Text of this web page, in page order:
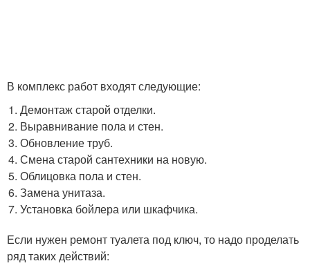
В комплекс работ входят следующие:
Демонтаж старой отделки.
Выравнивание пола и стен.
Обновление труб.
Смена старой сантехники на новую.
Облицовка пола и стен.
Замена унитаза.
Установка бойлера или шкафчика.
Если нужен ремонт туалета под ключ, то надо проделать
ряд таких действий: